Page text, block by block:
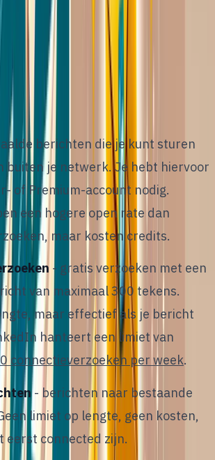
Voor recruiters betekent dat:
benaderen en overtuigen om
een vacature of kennismaking.
binnen LinkedIn:
berichten die je kunt sturen
buiten je netwerk. Je hebt hiervoor
of Premium-account nodig.
een hogere open rate dan
maar kosten credits.
- gratis verzoeken met een
van maximaal 300 tekens.
maar effectief als je bericht
hanteert een limiet van
connectieverzoeken per week.
- berichten naar bestaande
limiet op lengte, geen kosten,
eerst connected zijn.